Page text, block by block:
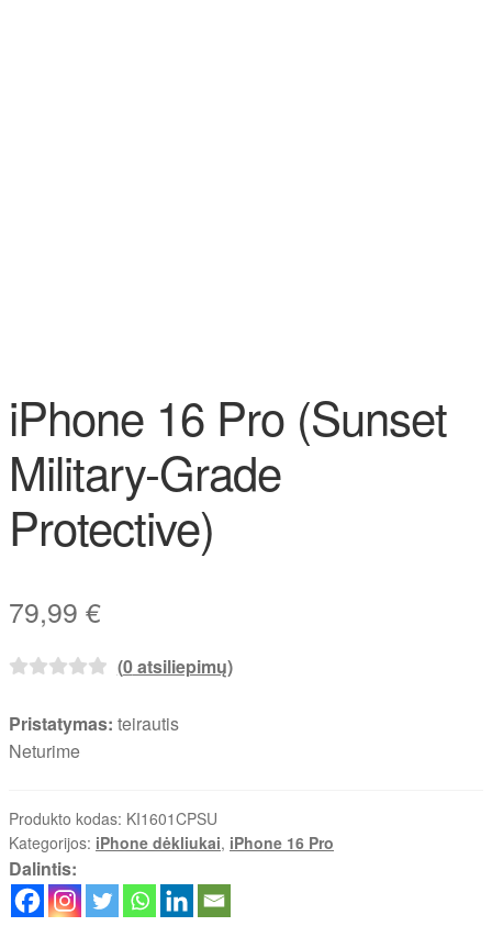
iPhone 16 Pro (Sunset
Military-Grade
Protective)
79,99 €
(0atsiliepimų)
Pristatymas: teirautis
Neturime
Produkto kodas: KI1601CPSU
Kategorijos: iPhone dėkliukai, iPhone 16 Pro
Dalintis: